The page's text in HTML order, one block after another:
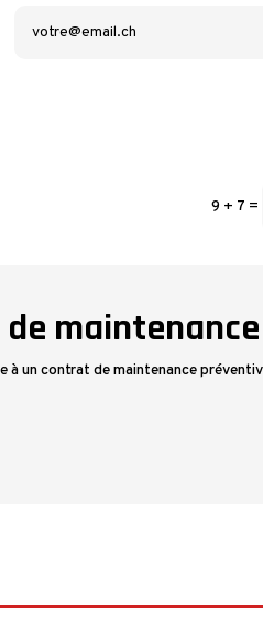
9 + 7 =
un contrat de maintenance